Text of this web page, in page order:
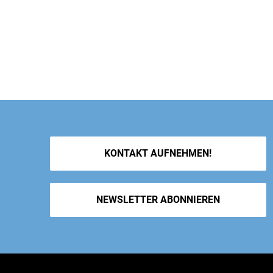
KONTAKT AUFNEHMEN!
NEWSLETTER ABONNIEREN